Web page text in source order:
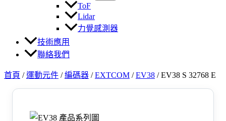
ToF
Lidar
力覺感測器
技術應用
聯絡我們
首頁 /運動元件 /編碼器 /EXTCOM /EV38 /EV38 S 32768 E